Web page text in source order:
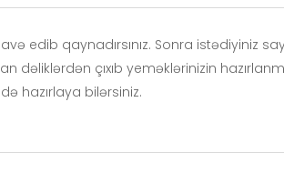
edib qaynadırsınız. Sonra istədiyiniz
çıxıb yeməklərinizin
hazırlaya bilərsiniz.